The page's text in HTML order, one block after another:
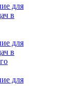
для
в
для
в
для